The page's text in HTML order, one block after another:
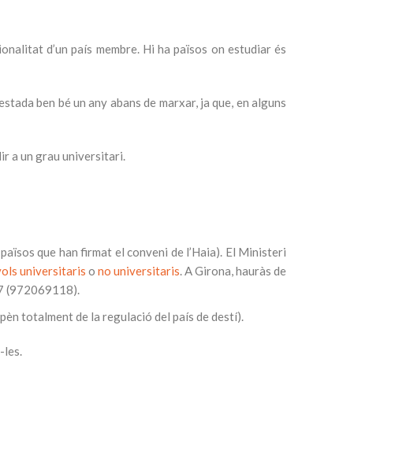
d’un país membre. Hi ha països on estudiar és
ben bé un any abans de marxar, ja que, en alguns
a un grau universitari.
que han firmat el conveni de l’Haia). El Ministeri
universitaris o no universitaris. A Girona, hauràs de
(972069118).
totalment de la regulació del país de destí).
les.